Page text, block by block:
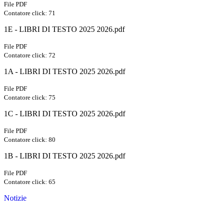
File PDF
Contatore click: 71
1E - LIBRI DI TESTO 2025 2026.pdf
File PDF
Contatore click: 72
1A - LIBRI DI TESTO 2025 2026.pdf
File PDF
Contatore click: 75
1C - LIBRI DI TESTO 2025 2026.pdf
File PDF
Contatore click: 80
1B - LIBRI DI TESTO 2025 2026.pdf
File PDF
Contatore click: 65
Notizie